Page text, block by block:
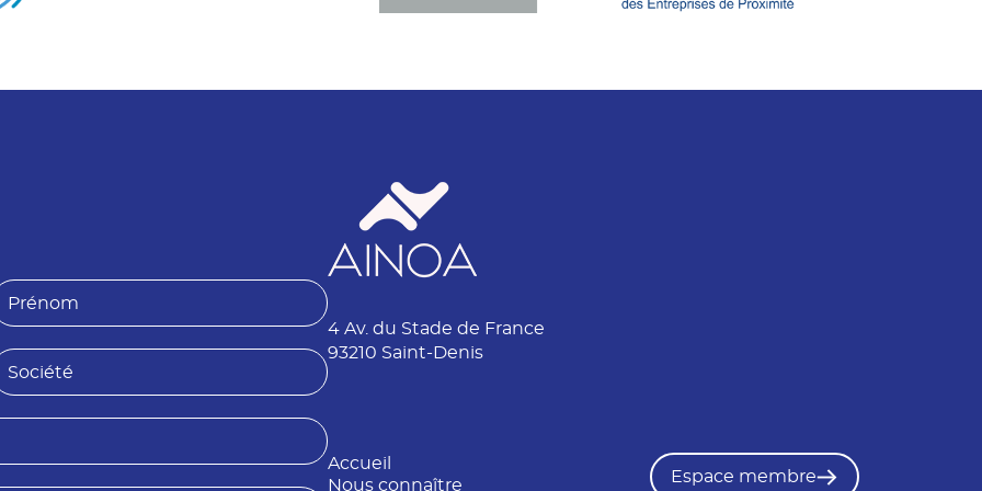
4 Av. du Stade de France
93210 Saint-Denis
Accueil
Nous connaître
Espace membre